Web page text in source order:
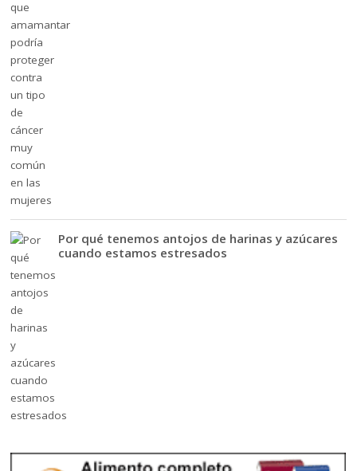
Por qué tenemos antojos de harinas y azúcares
cuando estamos estresados